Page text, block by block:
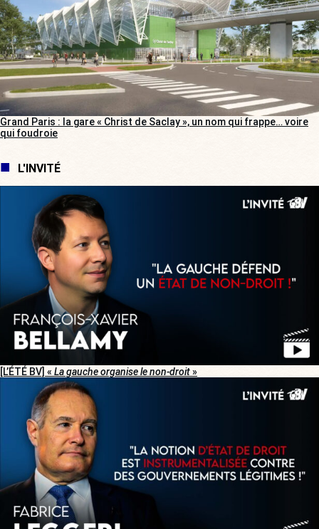
Grand Paris : la gare « Christ de Saclay », un nom qui frappe… voire
qui foudroie
L'INVITÉ
[L’ÉTÉ BV] « La gauche organise le non-droit»